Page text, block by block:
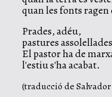
quan les fonts
Prades, adéu,
pastures
El pastor ha de
l'estiu s'ha acabat.
(traducció de